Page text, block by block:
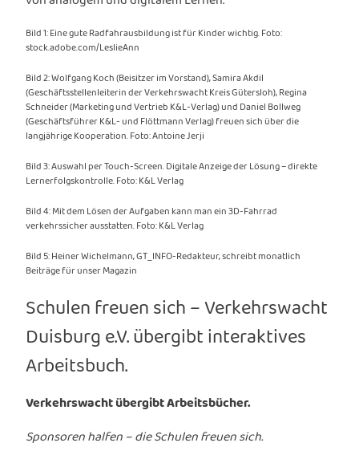
Bild 1: Eine gute Radfahrausbildung ist für Kinder wichtig. Foto:
stock.adobe.com/LeslieAnn
Bild 2: Wolfgang Koch (Beisitzer im Vorstand), Samira Akdil
(Geschäftsstellenleiterin der Verkehrswacht Kreis Gütersloh), Regina
Schneider (Marketing und Vertrieb K&L-Verlag) und Daniel Bollweg
(Geschäftsführer K&L- und Flöttmann Verlag) freuen sich über die
langjährige Kooperation. Foto: Antoine Jerji
Bild 3: Auswahl per Touch-Screen. Digitale Anzeige der Lösung – direkte
Lernerfolgskontrolle. Foto: K&L Verlag
Bild 4: Mit dem Lösen der Aufgaben kann man ein 3D-Fahrrad
verkehrssicher ausstatten. Foto: K&L Verlag
Bild 5: Heiner Wichelmann, GT_INFO-Redakteur, schreibt monatlich
Beiträge für unser Magazin
Schulen freuen sich – Verkehrswacht
Duisburg e.V. übergibt interaktives
Arbeitsbuch.
Verkehrswacht übergibt Arbeitsbücher.
Sponsoren halfen – die Schulen freuen sich.